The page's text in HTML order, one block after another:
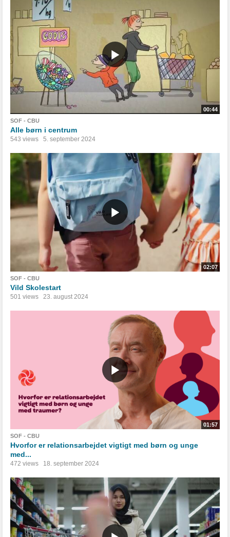
00:44
SOF - CBU
Alle børn i centrum
543 views 5. september 2024
02:07
SOF - CBU
Vild Skolestart
501 views 23. august 2024
01:57
SOF - CBU
Hvorfor er relationsarbejdet vigtigt med børn og unge
med...
472 views 18. september 2024